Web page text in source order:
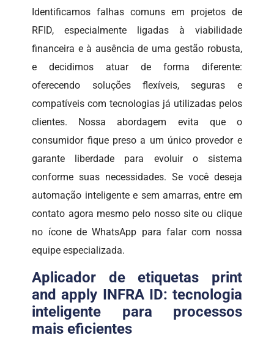
Identificamos falhas comuns em projetos de
RFID, especialmente ligadas à viabilidade
financeira e à ausência de uma gestão robusta,
e decidimos atuar de forma diferente:
oferecendo soluções flexíveis, seguras e
compatíveis com tecnologias já utilizadas pelos
clientes. Nossa abordagem evita que o
consumidor fique preso a um único provedor e
garante liberdade para evoluir o sistema
conforme suas necessidades. Se você deseja
automação inteligente e sem amarras, entre em
contato agora mesmo pelo nosso site ou clique
no ícone de WhatsApp para falar com nossa
equipe especializada.
Aplicador de etiquetas print
and apply INFRA ID: tecnologia
inteligente para processos
mais eficientes